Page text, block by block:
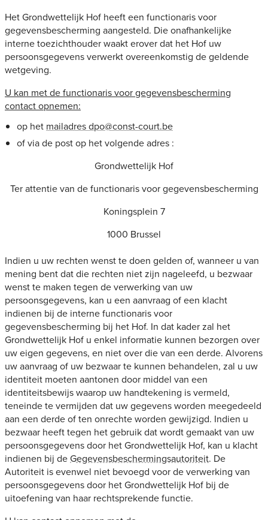
Het Grondwettelijk Hof heeft een functionaris voor
gegevensbescherming aangesteld. Die onafhankelijke
interne toezichthouder waakt erover dat het Hof uw
persoonsgegevens verwerkt overeenkomstig de geldende
wetgeving.
U kan met de functionaris voor gegevensbescherming
contact opnemen:
op het mailadres dpo@const-court.be
of via de post op het volgende adres :
Grondwettelijk Hof
Ter attentie van de functionaris voor gegevensbescherming
Koningsplein 7
1000 Brussel
Indien u uw rechten wenst te doen gelden of, wanneer u van
mening bent dat die rechten niet zijn nageleefd, u bezwaar
wenst te maken tegen de verwerking van uw
persoonsgegevens, kan u een aanvraag of een klacht
indienen bij de interne functionaris voor
gegevensbescherming bij het Hof. In dat kader zal het
Grondwettelijk Hof u enkel informatie kunnen bezorgen over
uw eigen gegevens, en niet over die van een derde. Alvorens
uw aanvraag of uw bezwaar te kunnen behandelen, zal u uw
identiteit moeten aantonen door middel van een
identiteitsbewijs waarop uw handtekening is vermeld,
teneinde te vermijden dat uw gegevens worden meegedeeld
aan een derde of ten onrechte worden gewijzigd. Indien u
bezwaar heeft tegen het gebruik dat wordt gemaakt van uw
persoonsgegevens door het Grondwettelijk Hof, kan u klacht
indienen bij deGegevensbeschermingsautoriteit. De
Autoriteit is evenwel niet bevoegd voor de verwerking van
persoonsgegevens door het Grondwettelijk Hof bij de
uitoefening van haar rechtsprekende functie.